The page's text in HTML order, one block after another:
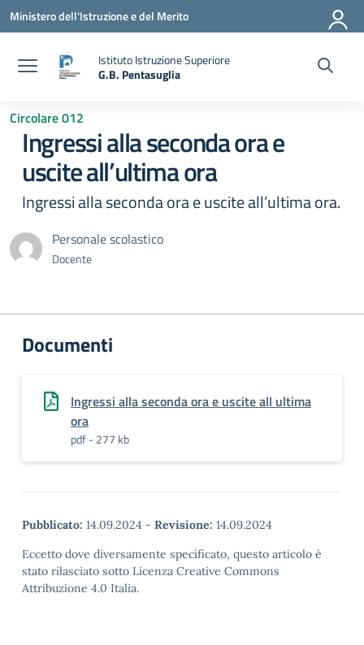
Vai ai contenuti
Vai al menu di navigazione
Vai al footer
Ministero dell'Istruzione e del Merito
Istituto Istruzione Superiore
G.B. Pentasuglia
— Visita la pagina iniziale della scuola
Circolare 012
Ingressi alla seconda ora e
uscite all’ultima ora
Ingressi alla seconda ora e uscite all’ultima ora.
Personale scolastico
Docente
Documenti
Ingressi alla seconda ora e uscite all ultima
ora
pdf - 277 kb
Pubblicato: 14.09.2024 - Revisione: 14.09.2024
Eccetto dove diversamente specificato, questo articolo è
stato rilasciato sotto Licenza Creative Commons
Attribuzione 4.0 Italia.